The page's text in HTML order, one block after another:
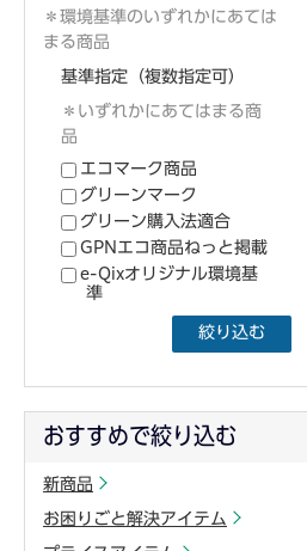
＊環境基準のいずれかにあては
まる商品
基準指定（複数指定可）
＊いずれかにあてはまる商
品
エコマーク商品
グリーンマーク
グリーン購入法適合
GPNエコ商品ねっと掲載
e-Qixオリジナル環境基
準
絞り込む
おすすめで絞り込む
新商品
お困りごと解決アイテム